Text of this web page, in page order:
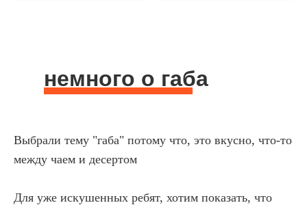
немного о габа
Выбрали тему "габа" потому что, это вкусно, что-то
между чаем и десертом
Для уже искушенных ребят, хотим показать, что